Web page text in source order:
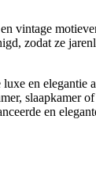
vintage
zodat ze
en
slaapkamer
en